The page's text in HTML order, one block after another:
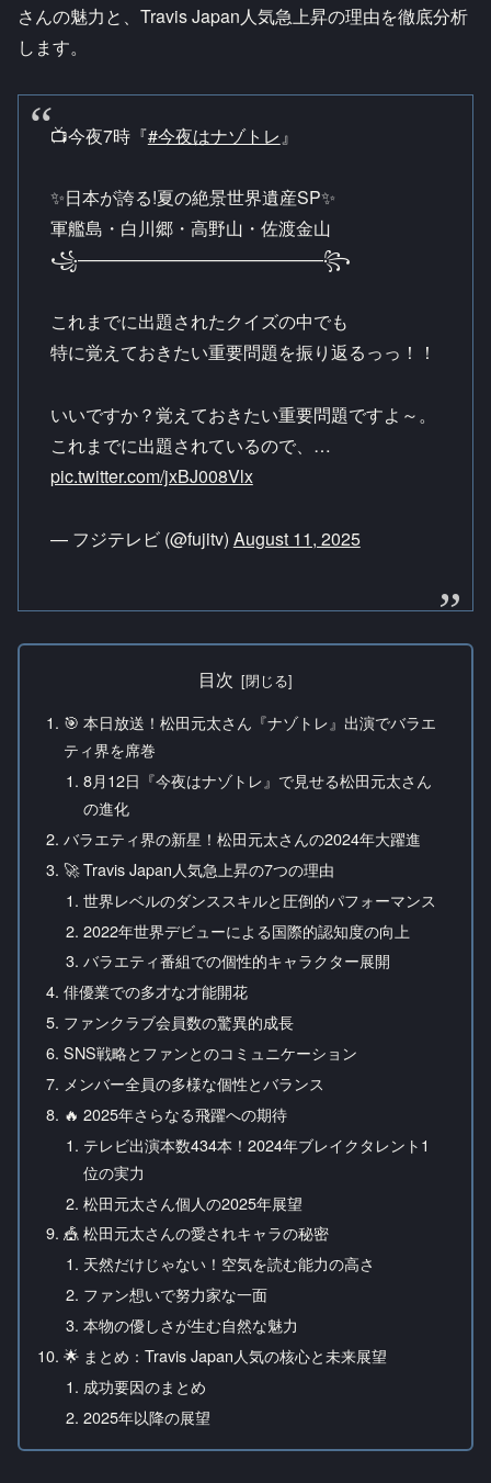
さんの魅力と、Travis Japan人気急上昇の理由を徹底分析
します。
📺今夜7時『#今夜はナゾトレ 』
✨日本が誇る!夏の絶景世界遺産SP✨
軍艦島・白川郷・高野山・佐渡金山
꧁——————————————꧂
これまでに出題されたクイズの中でも
特に覚えておきたい重要問題を振り返るっっ！！
いいですか？覚えておきたい重要問題ですよ～。
これまでに出題されているので、…
pic.twitter.com/jxBJ008Vlx
— フジテレビ (@fujitv) August 11, 2025
目次
🎯 本日放送！松田元太さん『ナゾトレ』出演でバラエ
ティ界を席巻
8月12日『今夜はナゾトレ』で見せる松田元太さん
の進化
バラエティ界の新星！松田元太さんの2024年大躍進
🚀 Travis Japan人気急上昇の7つの理由
世界レベルのダンススキルと圧倒的パフォーマンス
2022年世界デビューによる国際的認知度の向上
バラエティ番組での個性的キャラクター展開
俳優業での多才な才能開花
ファンクラブ会員数の驚異的成長
SNS戦略とファンとのコミュニケーション
メンバー全員の多様な個性とバランス
🔥 2025年さらなる飛躍への期待
テレビ出演本数434本！2024年ブレイクタレント1
位の実力
松田元太さん個人の2025年展望
🎪 松田元太さんの愛されキャラの秘密
天然だけじゃない！空気を読む能力の高さ
ファン想いで努力家な一面
本物の優しさが生む自然な魅力
🌟 まとめ：Travis Japan人気の核心と未来展望
成功要因のまとめ
2025年以降の展望